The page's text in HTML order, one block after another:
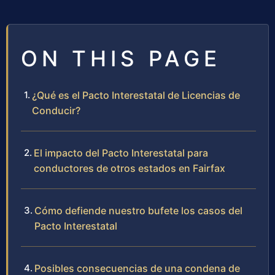
ON THIS PAGE
¿Qué es el Pacto Interestatal de Licencias de
Conducir?
El impacto del Pacto Interestatal para
conductores de otros estados en Fairfax
Cómo defiende nuestro bufete los casos del
Pacto Interestatal
Posibles consecuencias de una condena de